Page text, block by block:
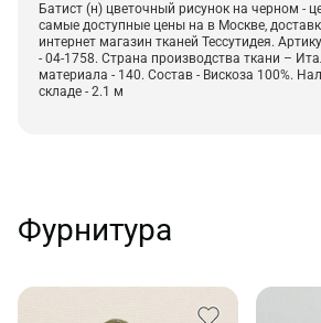
Батист (н) цветочный рисунок на черном -
самые доступные цены на в Москве,
интернет магазин тканей Тессутидея.
- 04-1758. Страна производства ткани –
материала - 140. Состав - Вискоза 100%.
складе - 2.1 м
Фурнитура